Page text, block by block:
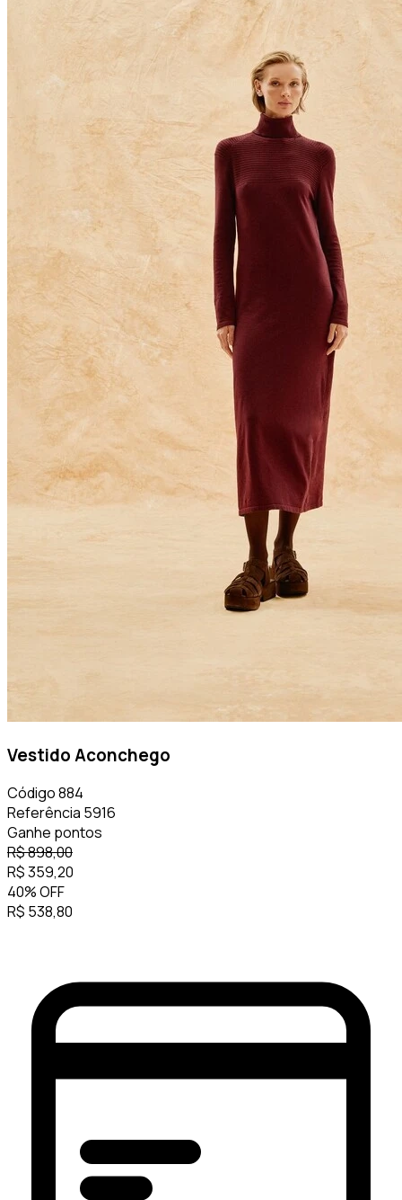
Vestido Aconchego
Código884
Referência 5916
Ganhe pontos
R$898,00
R$359,20
40%OFF
R$ 538,80